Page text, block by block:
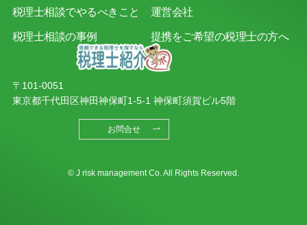
税理士相談でやるべきこと
税理士相談の事例
運営会社
提携をご希望の税理士の方へ
〒101-0051
東京都千代田区神田神保町1-5-1 神保町須賀ビル5階
お問合せ
© J risk management Co. All Rights Reserved.